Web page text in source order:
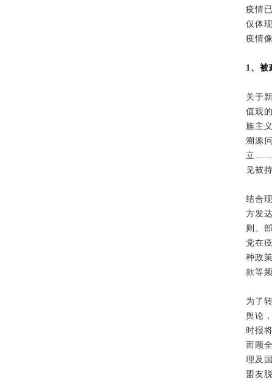
疫情
仅体
疫情
1、被
关于
值观
族主
溯源
立……
见被
结合
方发
则。
党在
种政
款等
为了
舆论
时报
而顾
理及
盟友